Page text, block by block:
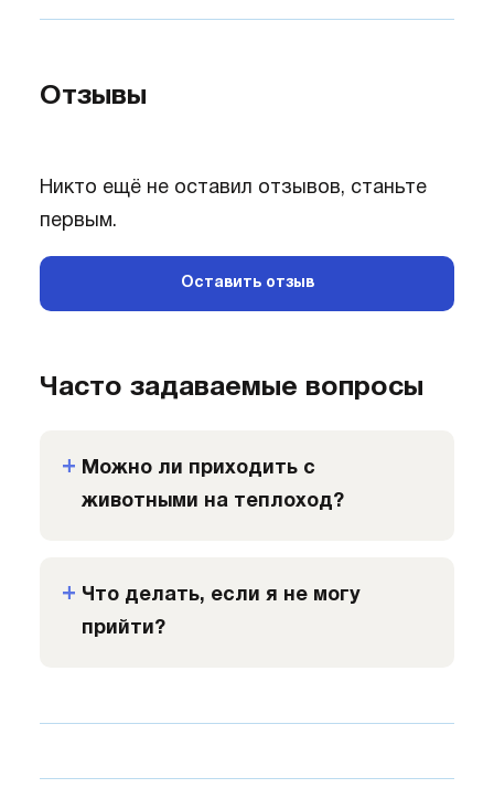
Отзывы
Никто ещё не оставил отзывов, станьте
первым.
Оставить отзыв
Часто задаваемые вопросы
Можно ли приходить с
животными на теплоход?
Что делать, если я не могу
прийти?